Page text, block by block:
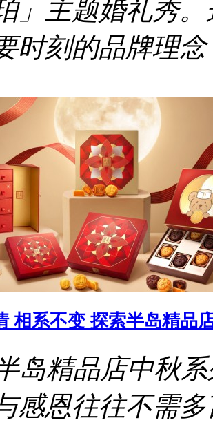
」主题婚礼秀
时刻的品牌理念
相系不变 探索半岛精品
岛精品店中秋
感恩往往不需